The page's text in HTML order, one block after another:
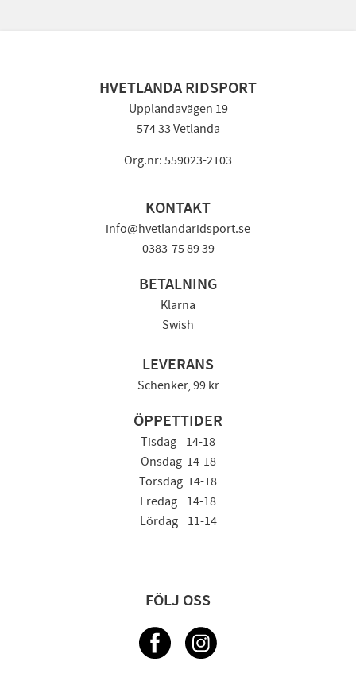
HVETLANDA RIDSPORT
Upplandavägen 19
574 33 Vetlanda
Org.nr: 559023-2103
KONTAKT
info@hvetlandaridsport.se
0383-75 89 39
BETALNING
Klarna
Swish
LEVERANS
Schenker, 99 kr
ÖPPETTIDER
Tisdag 14-18
Onsdag 14-18
Torsdag 14-18
Fredag 14-18
Lördag 11-14
FÖLJ OSS